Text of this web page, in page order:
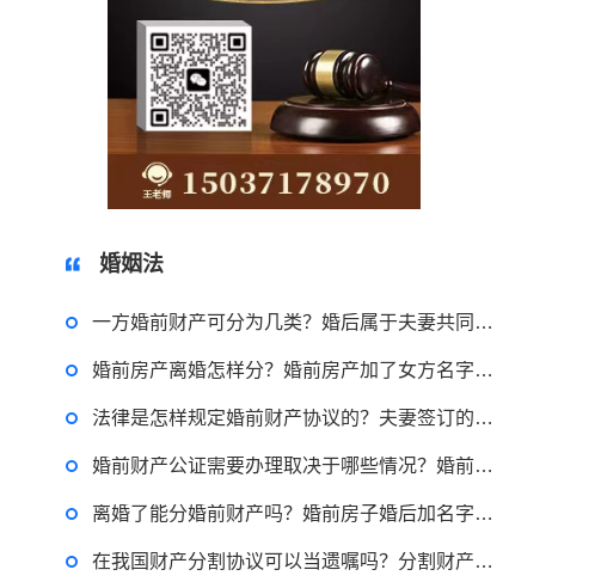
婚姻法
一方婚前财产可分为几类？婚后属于夫妻共同财产的有哪些？
婚前房产离婚怎样分？婚前房产加了女方名字算共同财产吗？
法律是怎样规定婚前财产协议的？夫妻签订的婚前财产协议有用吗？
婚前财产公证需要办理取决于哪些情况？婚前财产公证手续需要多久？
离婚了能分婚前财产吗？婚前房子婚后加名字算共同财产吗？
在我国财产分割协议可以当遗嘱吗？分割财产协议书内容有什么？
2023-03-29 16:54:32
律师回答区
虚开增值税发票罪要如何来界定？虚开增值税票罪怎样规定立案标准的？